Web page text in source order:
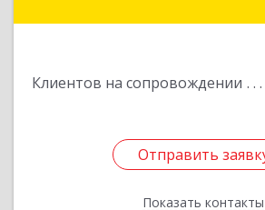
Клиентов на сопровождении
Отправить
Показать контакты
Отправить
Назад